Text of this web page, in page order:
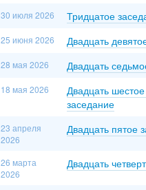
30 июля 2026 Тридцатое
25 июня 2026 Двадцать
28 мая 2026 Двадцать
18 мая 2026
Двадцать
заседание
23 апреля
2026
Двадцать пятое
26 марта
2026
Двадцать